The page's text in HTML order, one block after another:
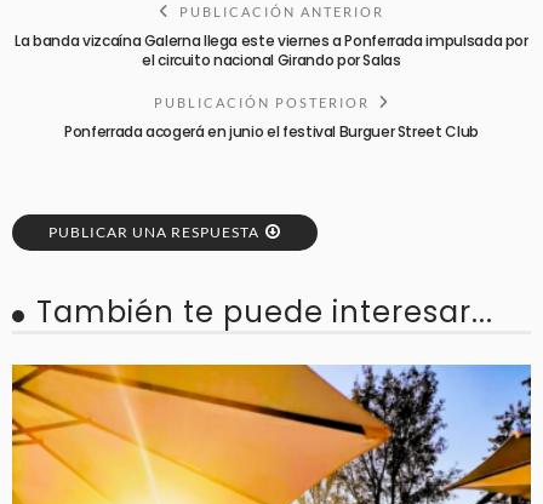
PUBLICACIÓN ANTERIOR
La banda vizcaína Galerna llega este viernes a Ponferrada impulsada por
el circuito nacional Girando por Salas
PUBLICACIÓN POSTERIOR
Ponferrada acogerá en junio el festival Burguer Street Club
PUBLICAR UNA RESPUESTA
También te puede interesar...